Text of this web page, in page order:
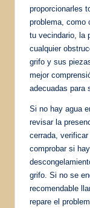
proporcionarles
problema, como
tu vecindario, la
cualquier
grifo y sus
mejor
adecuadas para
Si no hay agua
revisar la
cerrada,
comprobar si
grifo. Si no se
recomendable
repare el